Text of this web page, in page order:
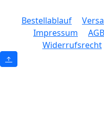
Bestellablauf
Impressum
AGB
Widerrufsrecht